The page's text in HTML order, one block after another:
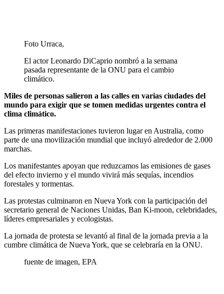
Foto Urraca,
El actor Leonardo DiCaprio nombró a la semana
pasada representante de la ONU para el cambio
climático.
Miles de personas salieron a las calles en varias ciudades del
mundo para exigir que se tomen medidas urgentes contra el
clima climático.
Las primeras manifestaciones tuvieron lugar en Australia, como
parte de una movilización mundial que incluyó alrededor de 2.000
marchas.
Los manifestantes apoyan que reduzcamos las emisiones de gases
del efecto invierno y el mundo vivirá más sequías, incendios
forestales y tormentas.
Las protestas culminaron en Nueva York con la participación del
secretario general de Naciones Unidas, Ban Ki-moon, celebridades,
líderes empresariales y ecologistas.
La jornada de protesta se levantó al final de la jornada previa a la
cumbre climática de Nueva York, que se celebraría en la ONU.
fuente de imagen, EPA